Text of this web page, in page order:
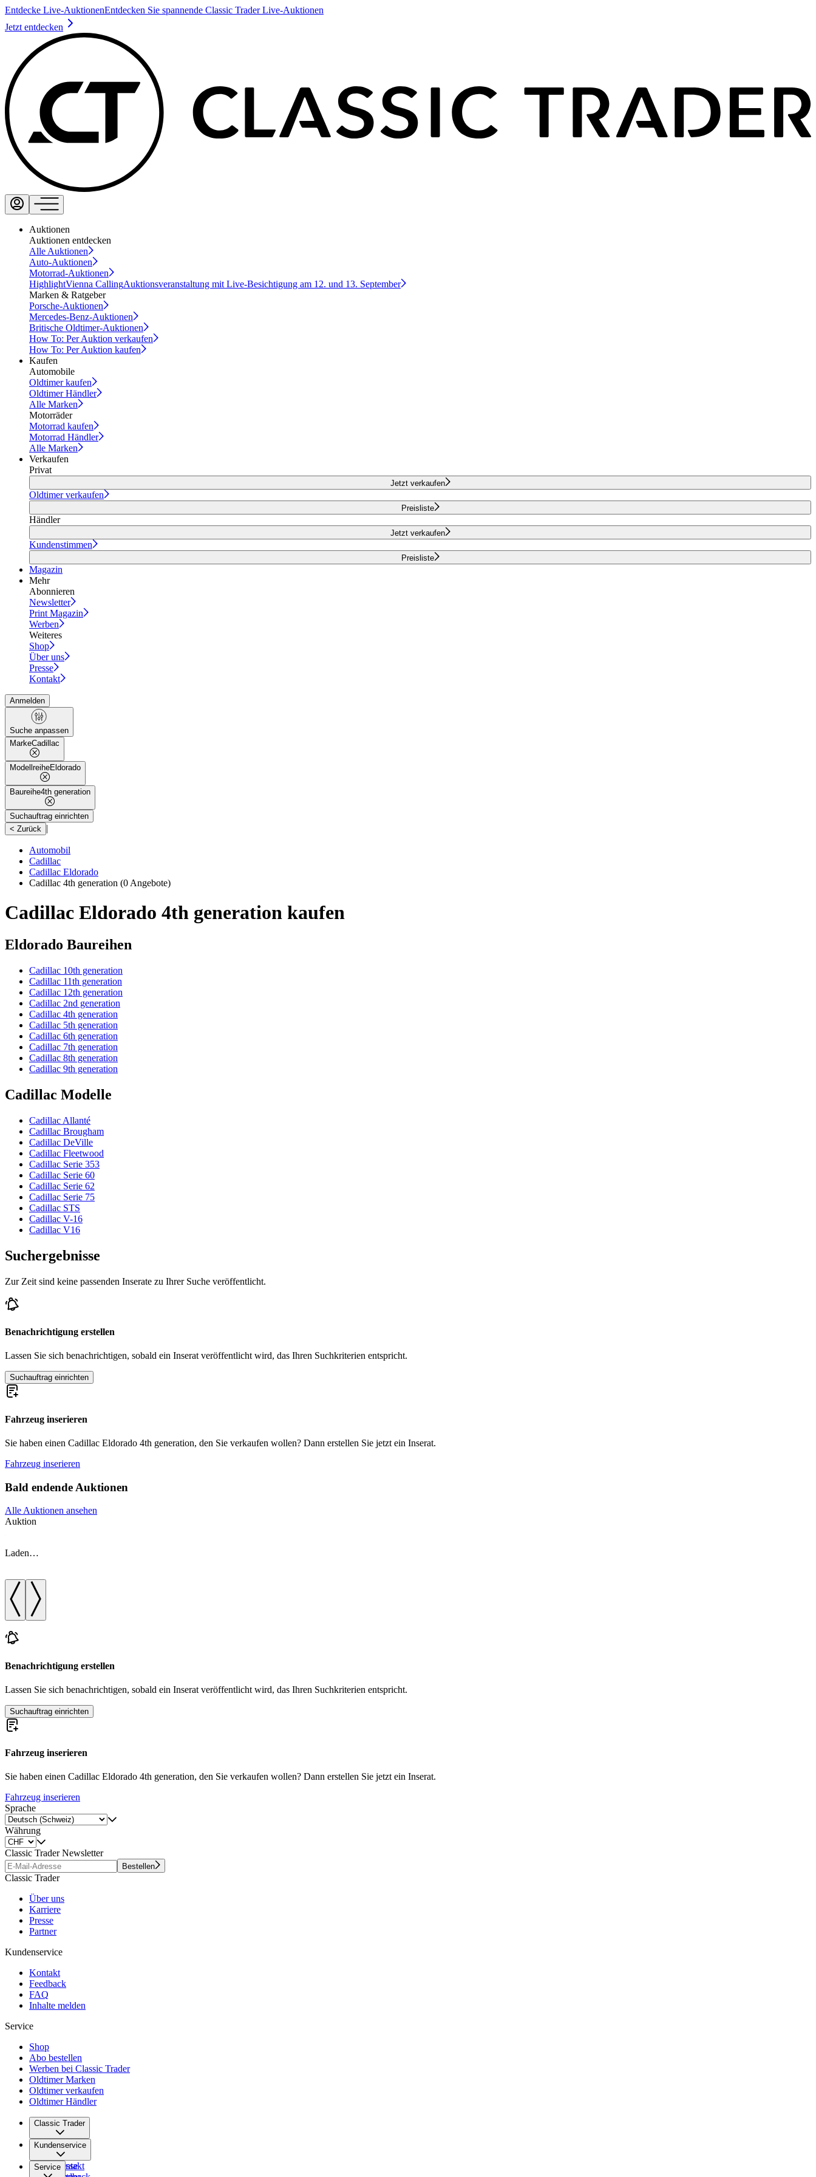
Entdecke Live-AuktionenEntdecken Sie spannende Classic Trader Live-Auktionen
Jetzt entdecken
Auktionen
Auktionen entdecken
Alle Auktionen
Auto-Auktionen
Motorrad-Auktionen
HighlightVienna CallingAuktionsveranstaltung mit Live-Besichtigung am 12. und 13. September
Marken & Ratgeber
Porsche-Auktionen
Mercedes-Benz-Auktionen
Britische Oldtimer-Auktionen
How To: Per Auktion verkaufen
How To: Per Auktion kaufen
Kaufen
Automobile
Oldtimer kaufen
Oldtimer Händler
Alle Marken
Motorräder
Motorrad kaufen
Motorrad Händler
Alle Marken
Verkaufen
Privat
Jetzt verkaufen
Oldtimer verkaufen
Preisliste
Händler
Jetzt verkaufen
Kundenstimmen
Preisliste
Magazin
Mehr
Abonnieren
Newsletter
Print Magazin
Werben
Weiteres
Shop
Über uns
Presse
Kontakt
Anmelden
Suche anpassen
MarkeCadillac
ModellreiheEldorado
Baureihe4th generation
Suchauftrag einrichten
< Zurück
|
Automobil
Cadillac
Cadillac Eldorado
Cadillac 4th generation (0 Angebote)
Cadillac Eldorado 4th generation kaufen
Eldorado Baureihen
Cadillac 10th generation
Cadillac 11th generation
Cadillac 12th generation
Cadillac 2nd generation
Cadillac 4th generation
Cadillac 5th generation
Cadillac 6th generation
Cadillac 7th generation
Cadillac 8th generation
Cadillac 9th generation
Cadillac Modelle
Cadillac Allanté
Cadillac Brougham
Cadillac DeVille
Cadillac Fleetwood
Cadillac Serie 353
Cadillac Serie 60
Cadillac Serie 62
Cadillac Serie 75
Cadillac STS
Cadillac V-16
Cadillac V16
Suchergebnisse
Zur Zeit sind keine passenden Inserate zu Ihrer Suche veröffentlicht.
Benachrichtigung erstellen
Lassen Sie sich benachrichtigen, sobald ein Inserat veröffentlicht wird, das Ihren Suchkriterien entspricht.
Suchauftrag einrichten
Fahrzeug inserieren
Sie haben einen Cadillac Eldorado 4th generation, den Sie verkaufen wollen? Dann erstellen Sie jetzt ein Inserat.
Fahrzeug inserieren
Bald endende Auktionen
Alle Auktionen ansehen
Auktion
Laden…
Benachrichtigung erstellen
Lassen Sie sich benachrichtigen, sobald ein Inserat veröffentlicht wird, das Ihren Suchkriterien entspricht.
Suchauftrag einrichten
Fahrzeug inserieren
Sie haben einen Cadillac Eldorado 4th generation, den Sie verkaufen wollen? Dann erstellen Sie jetzt ein Inserat.
Fahrzeug inserieren
Sprache
Währung
Classic Trader Newsletter
Bestellen
Classic Trader
Über uns
Karriere
Presse
Partner
Kundenservice
Kontakt
Feedback
FAQ
Inhalte melden
Service
Shop
Abo bestellen
Werben bei Classic Trader
Oldtimer Marken
Oldtimer verkaufen
Oldtimer Händler
Classic Trader
Über uns
Karriere
Presse
Kundenservice
Kontakt
Service